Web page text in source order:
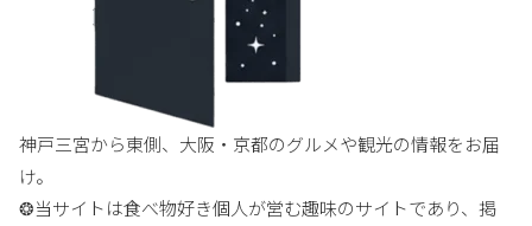
神戸三宮から東側、大阪・京都のグルメや観光の情報をお届
け。
❂当サイトは食べ物好き個人が営む趣味のサイトであり、掲